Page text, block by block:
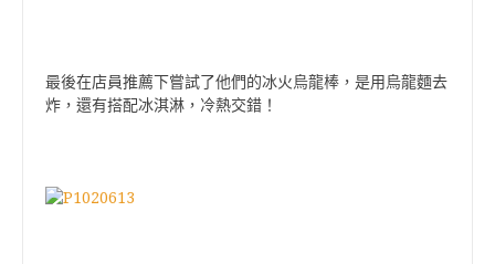
最後在店員推薦下嘗試了他們的冰火烏龍棒，是用烏龍麵去
炸，還有搭配冰淇淋，冷熱交錯！